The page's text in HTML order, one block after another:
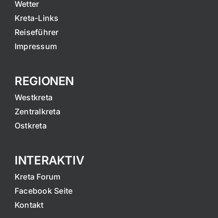
Wetter
Kreta-Links
Reiseführer
Impressum
REGIONEN
Westkreta
Zentralkreta
Ostkreta
INTERAKTIV
Kreta Forum
Facebook Seite
Kontakt